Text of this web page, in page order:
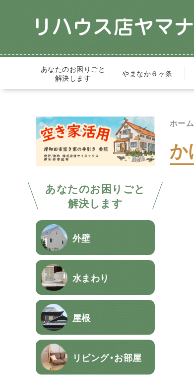
あなたのお困りごと
解決します
やまなか６ヶ条
あなたのお困りごと
解決します
外壁
水まわり
屋根
リビング・お部屋
ホーム